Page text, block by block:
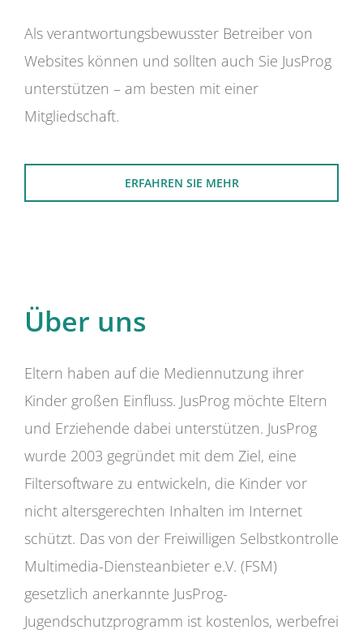
Als verantwortungsbewusster Betreiber von
Websites können und sollten auch Sie JusProg
unterstützen – am besten mit einer
Mitgliedschaft.
ERFAHREN SIE MEHR
Über uns
Eltern haben auf die Mediennutzung ihrer
Kinder großen Einfluss. JusProg möchte Eltern
und Erziehende dabei unterstützen. JusProg
wurde 2003 gegründet mit dem Ziel, eine
Filtersoftware zu entwickeln, die Kinder vor
nicht altersgerechten Inhalten im Internet
schützt. Das von der Freiwilligen Selbstkontrolle
Multimedia-Diensteanbieter e.V. (FSM)
gesetzlich anerkannte JusProg-
Jugendschutzprogramm ist kostenlos, werbefrei